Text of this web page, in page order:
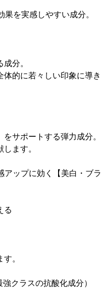
を実感しやすい成分。
分。
体的に若々しい印象に導
サポートする弾力成分。
ます。
アップに効く【美白・ブ
る
。
クラスの抗酸化成分）